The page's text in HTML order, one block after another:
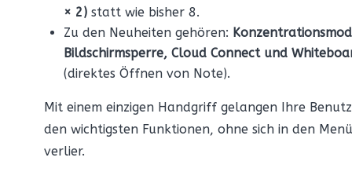
× 2) statt wie bisher 8.
Zu den Neuheiten gehören:
Bildschirmsperre, Cloud Connect und
(direktes Öffnen von Note).
Mit einem einzigen Handgriff gelangen Ihre
den wichtigsten Funktionen, ohne sich in den
verlier.